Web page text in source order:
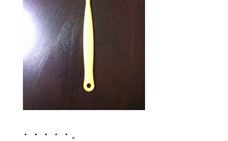
・・・・・。